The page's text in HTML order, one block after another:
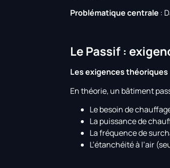
Problématique centrale :
Le Passif :
Les exigences théoriques
En théorie, un bâtiment
Le besoin de
La puissance de
La fréquence de
L’étanchéité à l’air